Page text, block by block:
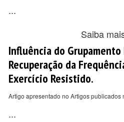
...
Saiba
Influência do
Recuperação da
Exercício Resistido.
Artigo apresentado no Artigos publicados
...